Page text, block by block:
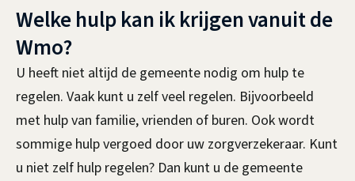
Welke hulp kan ik krijgen vanuit de
Wmo?
U heeft niet altijd de gemeente nodig om hulp te
regelen. Vaak kunt u zelf veel regelen. Bijvoorbeeld
met hulp van familie, vrienden of buren. Ook wordt
sommige hulp vergoed door uw zorgverzekeraar. Kunt
u niet zelf hulp regelen? Dan kunt u de gemeente